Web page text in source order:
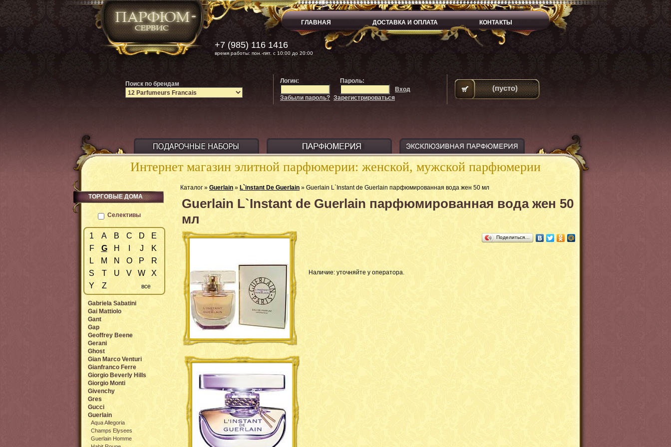
Интернет магазин элитной парфюмерии: женской, мужской парфюмерии
Каталог » Guerlain » L`instant De Guerlain » Guerlain L`Instant de Guerlain парфюмированная вода жен 50 мл
Guerlain L`Instant de Guerlain парфюмированная вода жен 50
мл
Поделиться…
Наличие: уточняйте у оператора.
ТОРГОВЫЕ ДОМА
Селективы
1 A B C D
E
F
G H J
K
L
M N O P
R
S
T U V W
X
Y
Z все
Gabriela Sabatini
Gai Mattiolo
Gant
Gap
Geoffrey Beene
Gerani
Ghost
Gian Marco Venturi
Gianfranco Ferre
Giorgio Beverly Hills
Giorgio Monti
Givenchy
Gres
Gucci
Guerlain
Aqua Allegoria
Champs Elysees
Guerlain Homme
ГЛАВНАЯ ДОСТАВКА И ОПЛАТА КОНТАКТЫ
+7 (985) 116 1416
время работы: пон.-пят. с 10:00 до 20:00
Поиск по брендам Логин:
Пароль:
Вход
Забыли пароль? Зарегистрироваться
(пусто)